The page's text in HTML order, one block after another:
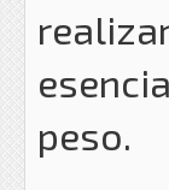
peso.